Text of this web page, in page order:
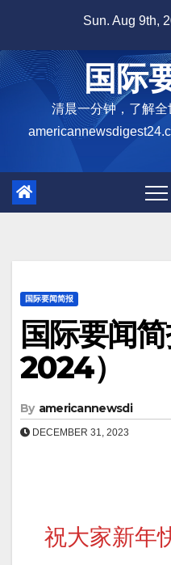
content
Sun. Aug 9th,
国际
清晨一分钟，了解全
国际要闻简报
国际要闻
2024）
By americannewsdi
DECEMBER 31, 2023
祝大家新年